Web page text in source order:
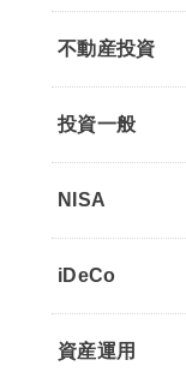
不動産投資
投資一般
NISA
iDeCo
資産運用